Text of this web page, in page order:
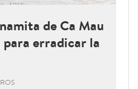
de Ca Mau
para erradicar la